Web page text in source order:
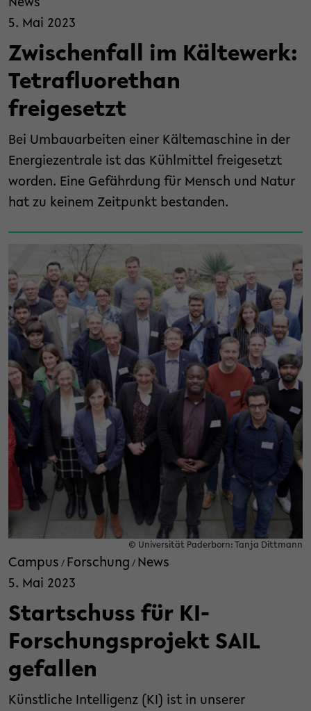
News
5. Mai 2023
Zwischenfall im Kältewerk:
Tetrafluorethan
freigesetzt
Bei Umbauarbeiten einer Kältemaschine in der
Energiezentrale ist das Kühlmittel freigesetzt
worden. Eine Gefährdung für Mensch und Natur
hat zu keinem Zeitpunkt bestanden.
© Universität Paderborn: Tanja Dittmann
Campus / Forschung / News
5. Mai 2023
Startschuss für KI-
Forschungsprojekt SAIL
gefallen
Künstliche Intelligenz (KI) ist in unserer